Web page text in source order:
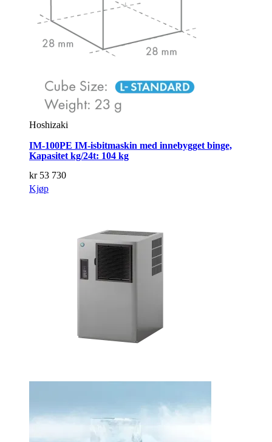
Hoshizaki
IM-100PE IM-isbitmaskin med innebygget binge,
Kapasitet kg/24t: 104 kg
kr53 730
Kjøp